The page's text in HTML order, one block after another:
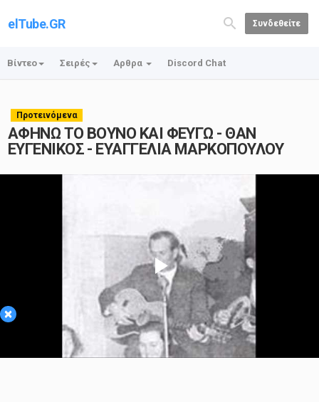
elTube.GR Συνδεθείτε
Βίντεο Σειρές Αρθρα Discord Chat
Προτεινόμενα
ΑΦΗΝΩ ΤΟ ΒΟΥΝΟ ΚΑΙ ΦΕΥΓΩ - ΘΑΝ
ΕΥΓΕΝΙΚΟΣ - ΕΥΑΓΓΕΛΙΑ ΜΑΡΚΟΠΟΥΛΟΥ
×
Play
Video